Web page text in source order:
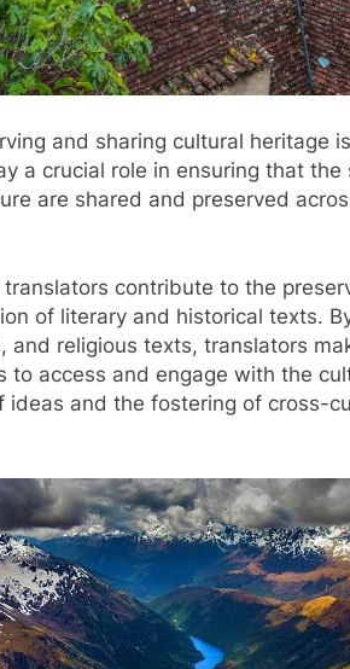
and sharing cultural heritage
a crucial role in ensuring that
are shared and preserved
contribute to the
of literary and historical texts.
and religious texts, translators
to access and engage with the
ideas and the fostering of cross-